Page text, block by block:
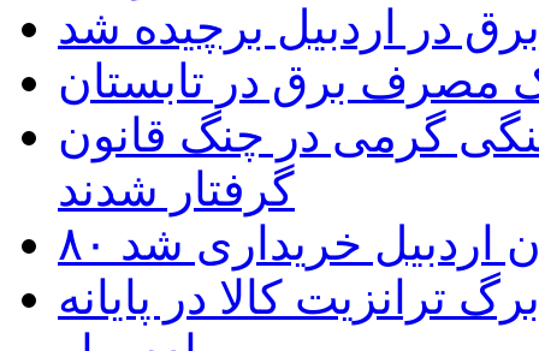
مصرف برق در تابستان
گرمی در چنگ قانون
گرفتار شدند
اردبیل خریداری شد
کالا در پایانه